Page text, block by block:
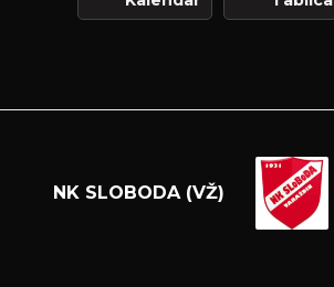
NK SLOBODA (VŽ)